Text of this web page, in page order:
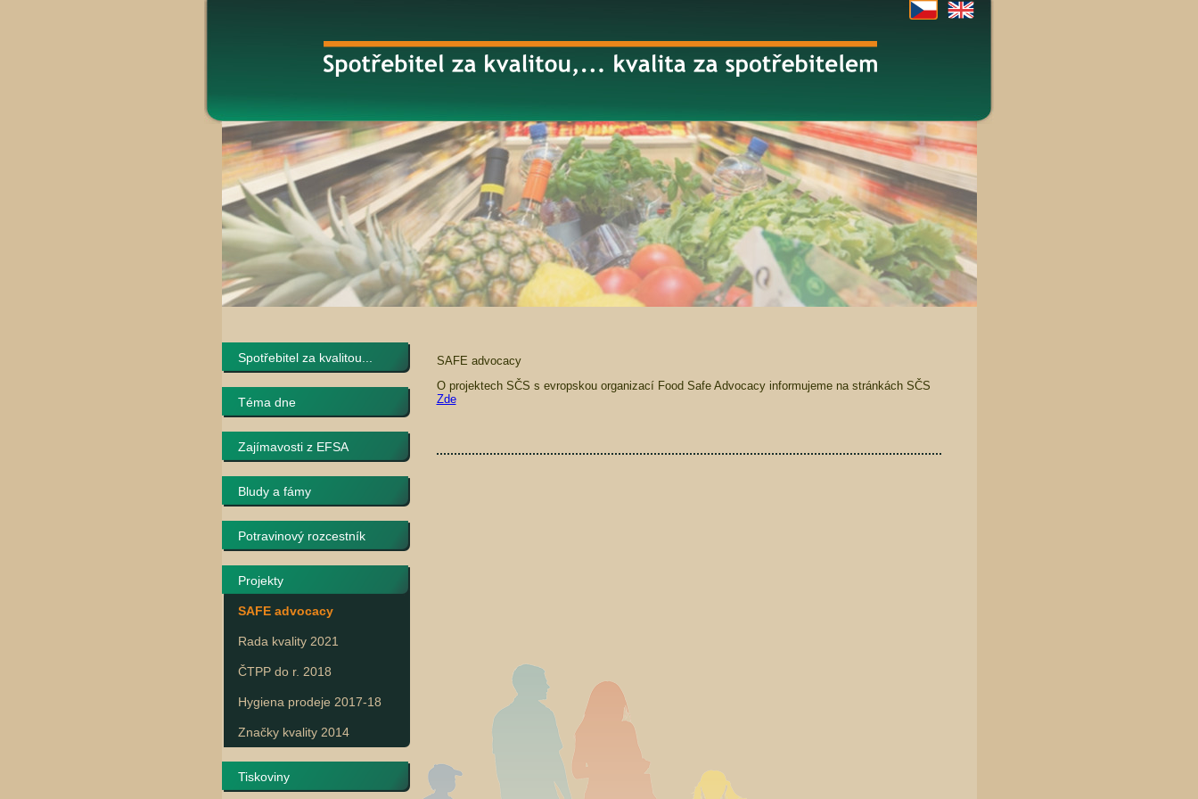
Spotřebitel za kvalitou...
Téma dne
Zajímavosti z EFSA
Bludy a fámy
Potravinový rozcestník
Projekty
SAFE advocacy
Rada kvality 2021
ČTPP do r. 2018
Hygiena prodeje 2017-18
Značky kvality 2014
Tiskoviny
SAFE advocacy
O projektech SČS s evropskou organizací Food Safe Advocacy informujeme na stránkách SČS
Zde